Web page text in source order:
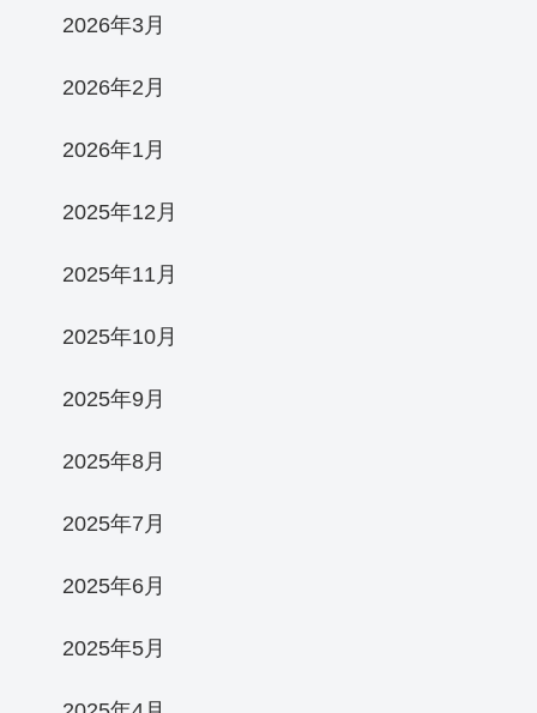
2026年3月
2026年2月
2026年1月
2025年12月
2025年11月
2025年10月
2025年9月
2025年8月
2025年7月
2025年6月
2025年5月